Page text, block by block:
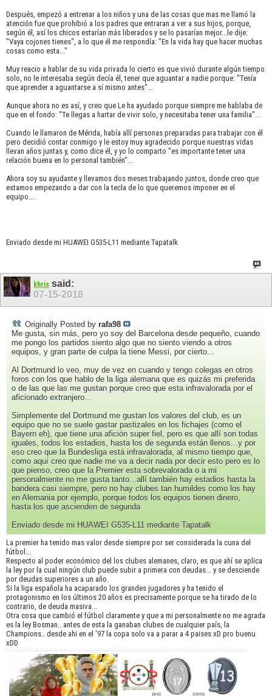
Después, empezó a entrenar a los niños y una de las cosas que mas me llamó la
atención fue que prohibió a los padres que entraran a ver a sus hijos, porque,
según él, así los chicos estarían más liberados y se lo pasarían mejor...le dije:
"Vaya cojones tienes", a lo que él me respondía: "En la vida hay que hacer muchas
cosas como esta..."
Muy reacio a hablar de su vida privada lo cierto es que vivió durante algún tiempo
solo, no le interesaba según decía él, tener que aguantar a nadie porque: "Tenía
que aprender a aguantarse a sí mismo antes"...
Aunque ahora no es así, y creo que Le ha ayudado porque siempre me hablaba de
que en el fondo: "Te llegas a hartar de vivir solo, y necesitaba tener una familia"...
Cuando le llamaron de Mérida, había allí personas preparadas para trabajar con él
pero decidió contar conmigo y le estoy muy agradecido porque nuestras vidas
llevan años juntas y, como dice él, y yo lo comparto "es importante tener una
relación buena en lo personal también"...
Ahora soy su ayudante y llevamos dos meses trabajando juntos, donde creo que
estamos empezando a dar con la tecla de lo que queremos imponer en el
equipo....
Enviado desde mi HUAWEI G535-L11 mediante Tapatalk
khris said:
07-15-2018
Originally Posted by rafa98
Me gusta, sin más, pero yo soy del Barcelona desde pequeño, cuando
me pongo los partidos siento algo que no siento viendo a otros
equipos, y gran parte de culpa la tiene Messi, por cierto...
Al Dortmund lo veo, muy de vez en cuando y tengo colegas en otros
foros con los que hablo de la liga alemana que es quizás mi preferida
o de las que las me gustan porque creo que esta infravalorada por el
aficionado extranjero...
Simplemente del Dortmund me gustan los valores del club, es un
equipo que no se suele gastar pastizales en los fichajes (como el
Bayern eh), que tiene una afición super fiel, pero es que allí son todas
iguales, todos los estadios, hasta los de segunda están llenos...y por
eso creo que la Bundesliga está infravalorada, al mismo tiempo que,
como aquí creo que nadie me va a decir nada por decir esto pero es lo
que pienso, creo que la Premier esta sobrevalorada o a mi
personalmente no me gusta tanto...allí también hay estadios hasta la
bandera casi siempre, pero no hay clubes tan humildes como los hay
en Alemania por ejemplo, porque todos los equipos tienen dinero,
hasta los que ascienden de segunda
Enviado desde mi HUAWEI G535-L11 mediante Tapatalk
La premier ha tenido mas valor desde siempre por ser considerada la cuna del
fútbol...
Respecto al poder económico del los clubes alemanes, claro, es que ahí se aplica
la ley por la cual ningún club puede subir a primera con deudas... y se desciende
por deudas superiores a un año.
Si la liga española ha acaparado los grandes jugadores y ha tenido el
protagonismo en los últimos 20 años es precisamente porque se ha tirado de lo
contrario, de deuda masiva...
Otra cosa que cambió el fútbol claramente y que a mi personalmente no me agrada
es la ley Bosman.. antes de esta la ganaban clubes de cualquier país, la
Champions.. desde ahi en el '97 la copa solo va a parar a 4 paises xD pro buenu
xDD